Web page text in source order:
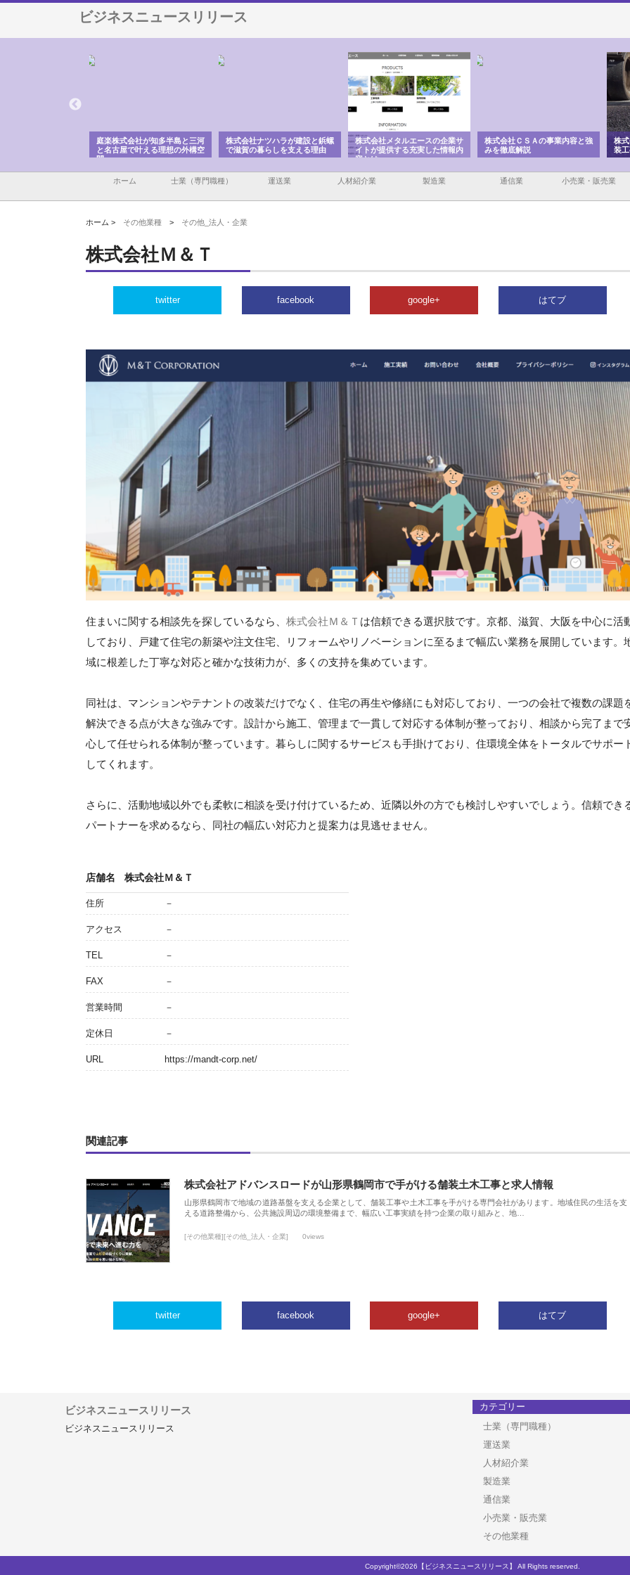
ビジネスニュースリリース
庭楽株式会社が知多半島と三河
と名古屋で叶える理想の外構空
間
株式会社ナツハラが建設と鋲螺
で滋賀の暮らしを支える理由
株式会社メタルエースの企業サ
イトが提供する充実した情報内
容とは
株式会社ＣＳＡの事業内容と強
みを徹底解説
株
装
ホーム 士業（専門職種） 運送業 人材紹介業 製造業 通信業 小売業・販売業
ホーム > その他業種 > その他_法人・企業
株式会社Ｍ＆Ｔ
twitter facebook google+ はてブ
住まいに関する相談先を探しているなら、 株式会社Ｍ＆Ｔ は信頼できる選択肢です。京都、滋賀、大阪を中心に活
しており、戸建て住宅の新築や注文住宅、リフォームやリノベーションに至るまで幅広い業務を展開しています。
域に根差した丁寧な対応と確かな技術力が、多くの支持を集めています。
同社は、マンションやテナントの改装だけでなく、住宅の再生や修繕にも対応しており、一つの会社で複数の課題
解決できる点が大きな強みです。設計から施工、管理まで一貫して対応する体制が整っており、相談から完了まで
心して任せられる体制が整っています。暮らしに関するサービスも手掛けており、住環境全体をトータルでサポー
してくれます。
さらに、活動地域以外でも柔軟に相談を受け付けているため、近隣以外の方でも検討しやすいでしょう。信頼でき
パートナーを求めるなら、同社の幅広い対応力と提案力は見逃せません。
店舗名 株式会社Ｍ＆Ｔ
住所 －
アクセス －
TEL －
FAX －
営業時間 －
定休日 －
URL https://mandt-corp.net/
関連記事
株式会社アドバンスロードが山形県鶴岡市で手がける舗装土木工事と求人情報
山形県鶴岡市で地域の道路基盤を支える企業として、舗装工事や土木工事を手がける専門会社があります。地域住民の生活を支
える道路整備から、公共施設周辺の環境整備まで、幅広い工事実績を持つ企業の取り組みと、地…
[その他業種][その他_法人・企業] 0views
twitter facebook google+ はてブ
ビジネスニュースリリース
ビジネスニュースリリース
カテゴリー
士業（専門職種）
運送業
人材紹介業
製造業
通信業
小売業・販売業
その他業種
Copyright©2026【ビジネスニュースリリース】 All Rights reserved.